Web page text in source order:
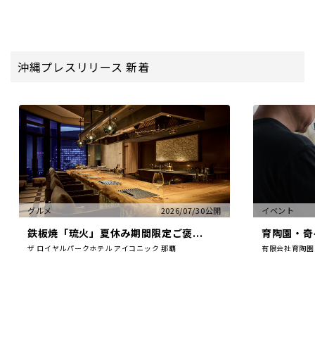
沖縄プレスリリース 新着
グルメ 2026/07/30公開
鉄板焼「琉火」夏休み期間限定ご褒...
ザ ロイヤルパークホテル アイコニック 那覇
イベント
育陶園・
有限会社育陶園